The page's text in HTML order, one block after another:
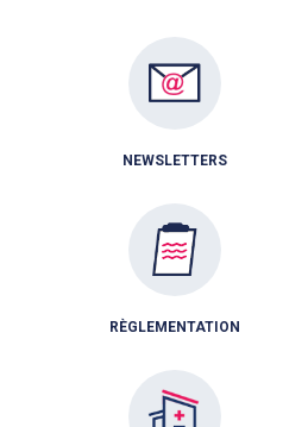
NEWSLETTERS
RÈGLEMENTATION